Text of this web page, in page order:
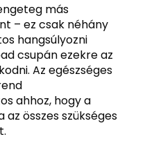
más
– ez csak néhány
hangsúlyozni
csupán ezekre az
Az egészséges
ahhoz, hogy a
összes szükséges